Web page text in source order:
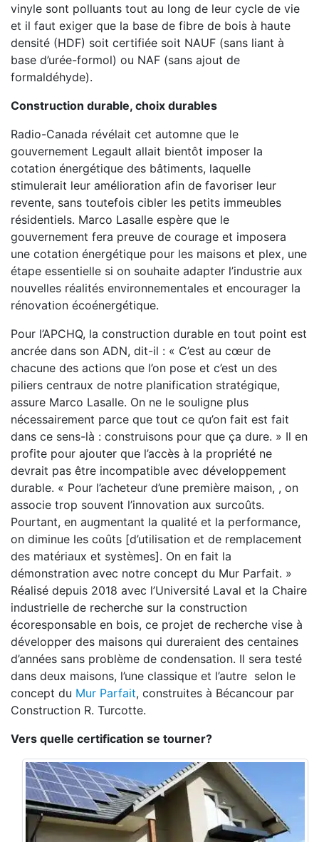
vinyle sont polluants tout au long de leur cycle de vie
et il faut exiger que la base de fibre de bois à haute
densité (HDF) soit certifiée soit NAUF (sans liant à
base d’urée-formol) ou NAF (sans ajout de
formaldéhyde).
Construction durable, choix durables
Radio-Canada révélait cet automne que le
gouvernement Legault allait bientôt imposer la
cotation énergétique des bâtiments, laquelle
stimulerait leur amélioration afin de favoriser leur
revente, sans toutefois cibler les petits immeubles
résidentiels. Marco Lasalle espère que le
gouvernement fera preuve de courage et imposera
une cotation énergétique pour les maisons et plex, une
étape essentielle si on souhaite adapter l’industrie aux
nouvelles réalités environnementales et encourager la
rénovation écoénergétique.
Pour l’APCHQ, la construction durable en tout point est
ancrée dans son ADN, dit-il : « C’est au cœur de
chacune des actions que l’on pose et c’est un des
piliers centraux de notre planification stratégique,
assure Marco Lasalle. On ne le souligne plus
nécessairement parce que tout ce qu’on fait est fait
dans ce sens-là : construisons pour que ça dure. » Il en
profite pour ajouter que l’accès à la propriété ne
devrait pas être incompatible avec développement
durable. « Pour l’acheteur d’une première maison, , on
associe trop souvent l’innovation aux surcoûts.
Pourtant, en augmentant la qualité et la performance,
on diminue les coûts [d’utilisation et de remplacement
des matériaux et systèmes]. On en fait la
démonstration avec notre concept du Mur Parfait. »
Réalisé depuis 2018 avec l’Université Laval et la Chaire
industrielle de recherche sur la construction
écoresponsable en bois, ce projet de recherche vise à
développer des maisons qui dureraient des centaines
d’années sans problème de condensation. Il sera testé
dans deux maisons, l’une classique et l’autre selon le
concept du Mur Parfait, construites à Bécancour par
Construction R. Turcotte.
Vers quelle certification se tourner?